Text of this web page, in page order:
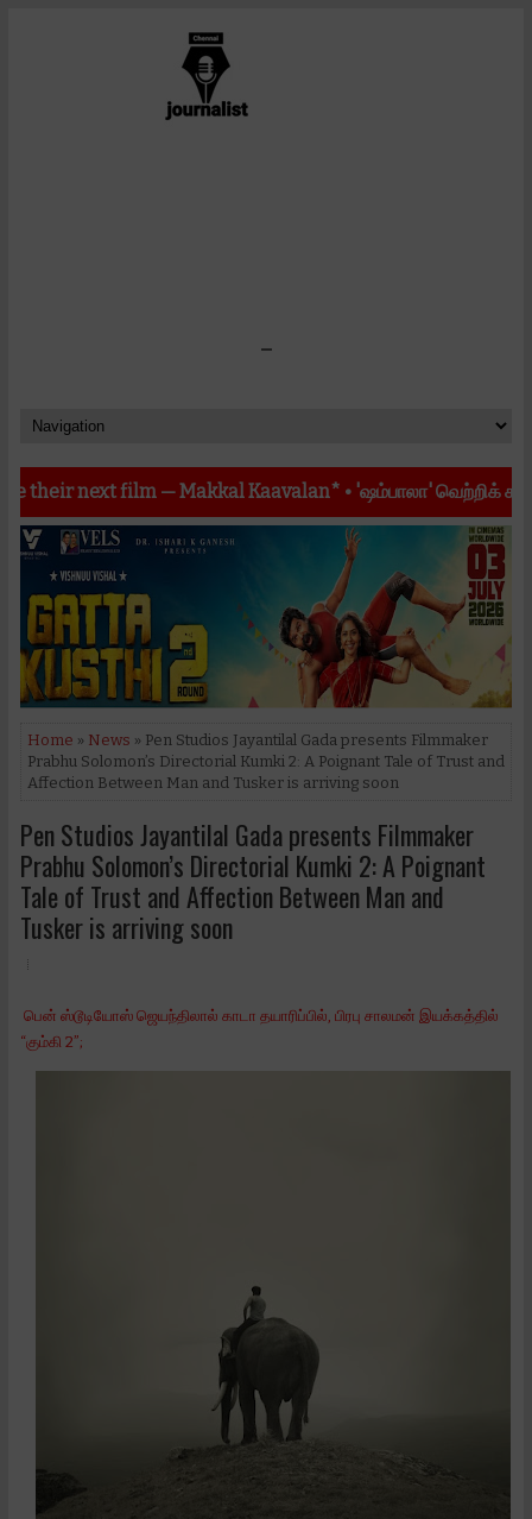
-
— Makkal Kaavalan*•'ஷம்பாலா' வெற்றிக் கூட்டணியின்
Home » News » Pen Studios Jayantilal Gada presents Filmmaker
Prabhu Solomon’s Directorial Kumki 2: A Poignant Tale of Trust and
Affection Between Man and Tusker is arriving soon
Pen Studios Jayantilal Gada presents Filmmaker
Prabhu Solomon’s Directorial Kumki 2: A Poignant
Tale of Trust and Affection Between Man and
Tusker is arriving soon
பென் ஸ்டூடியோஸ் ஜெயந்திலால் காடா தயாரிப்பில், பிரபு சாலமன் இயக்கத்தில்
“கும்கி 2”;